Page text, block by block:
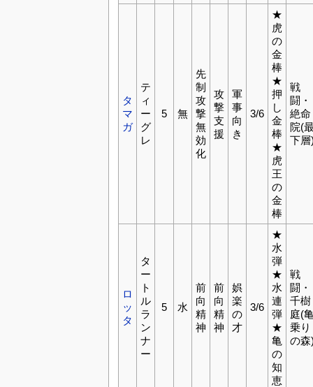
タ
マ
ガ
テ
ィ
ー
グ
レ
5 無
先
制
攻
撃
無
効
化
攻
撃
支
援
軍
事
向
き
3/6
★
虎
の
金
棒
★
押
し
金
棒
★
虎
王
の
金
棒
戦
闘・
絶命
院(
下層
ロ
ッ
タ
タ
ー
ト
ル
ラ
ン
ナ
ー
5 水
前
向
精
神
前
向
精
神
娯
楽
の
才
3/6
★
水
弾
★
水
連
弾
★
亀
の
知
恵
戦
闘・
千樹
庭(
乗り
の森